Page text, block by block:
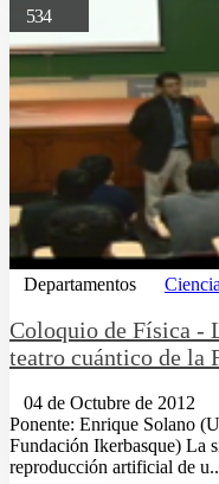
534
Departamentos
Coloquio de Física -
teatro cuántico de la
04 de Octubre de 2012
Ponente: Enrique Solano
Fundación Ikerbasque) La
reproducción artificial de